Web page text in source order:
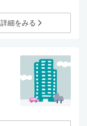
詳細をみる